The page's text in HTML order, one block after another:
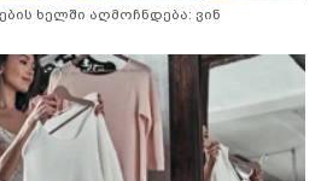
ხელში აღმოჩნდება: ვინ